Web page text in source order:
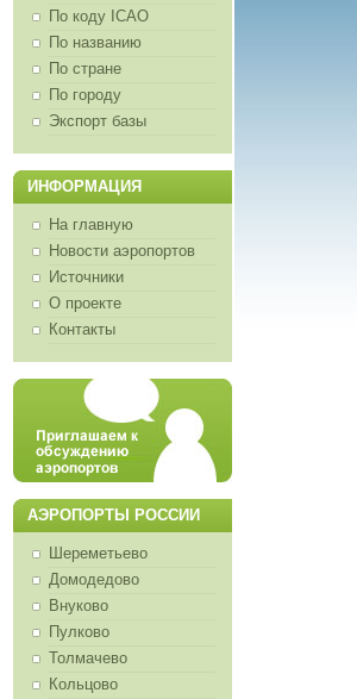
По коду ICAO
По названию
По стране
По городу
Экспорт базы
ИНФОРМАЦИЯ
На главную
Новости аэропортов
Источники
О проекте
Контакты
АЭРОПОРТЫ РОССИИ
Шереметьево
Домодедово
Внуково
Пулково
Толмачево
Кольцово